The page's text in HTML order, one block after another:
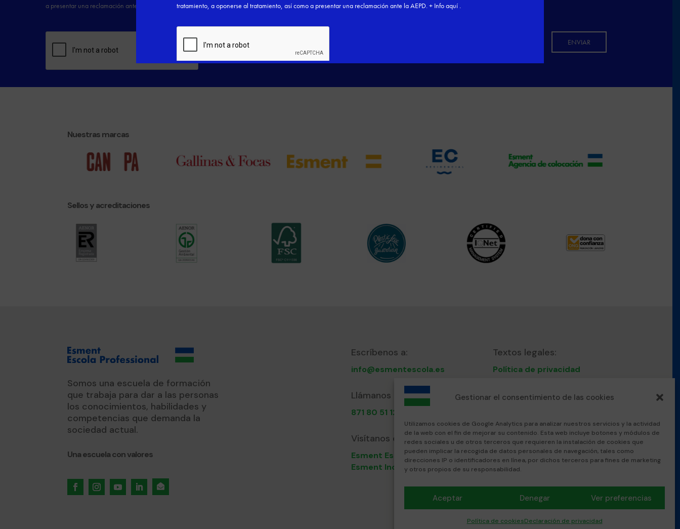
Gestionar el consentimiento de las cookies
Utilizamos cookies de Google Analytics para analizar nuestros servicios y la actividad
de la web con el fin de mejorar su contenido. Esta web incluye botones y módulos de
redes sociales u de otros terceros que requieren la instalación de cookies que
pueden implicar la recogida de datos personales de navegación, tales como
direcciones IP o identificadores en línea, por dichos terceros para fines de marketing
y otros propios de su responsabilidad.
Aceptar Denegar Ver preferencias
Política de cookiesDeclaración de privacidad
Nuestras marcas
Sellos y acreditaciones
Somos una escuela de formación
que trabaja para dar a las personas
los conocimientos, habilidades y
competencias que demanda la
sociedad actual.
Una escuela con valores

Escríbenos a:
info@esmentescola.es
Llámanos al:
871 80 51 12
Visítanos en:
Esment Escola Professional
Esment Inca
Textos legales:
Política de privacidad
Política de cookies